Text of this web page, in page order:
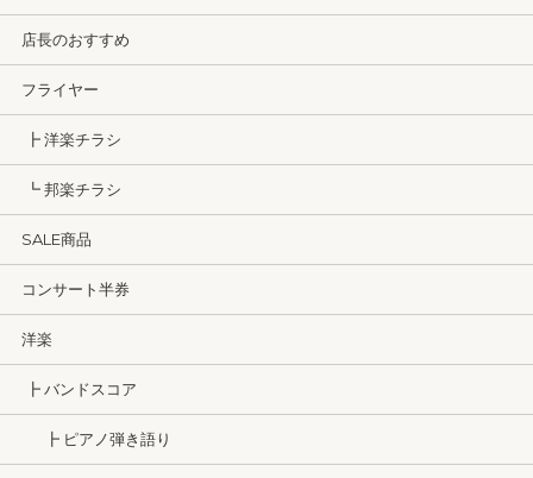
店長のおすすめ
フライヤー
┣ 洋楽チラシ
┗ 邦楽チラシ
SALE商品
コンサート半券
洋楽
┣ バンドスコア
┣ ピアノ弾き語り